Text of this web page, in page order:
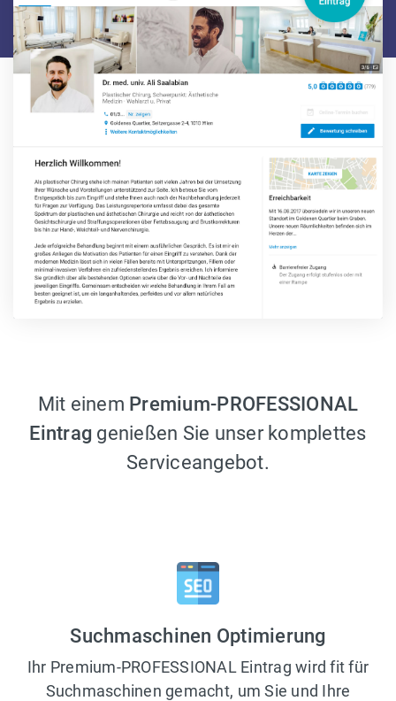
Mit einem Premium-PROFESSIONAL
Eintrag genießen Sie unser komplettes
Serviceangebot.
Suchmaschinen Optimierung
Ihr Premium-PROFESSIONAL Eintrag wird fit für
Suchmaschinen gemacht, um Sie und Ihre